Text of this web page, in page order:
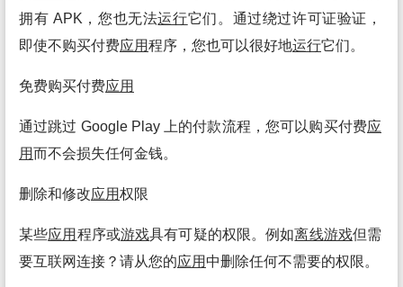
拥有 APK，您也无法运行它们。通过绕过许可证验证，
即使不购买付费应用程序，您也可以很好地运行它们。
免费购买付费应用
通过跳过 Google Play 上的付款流程，您可以购买付费应
用而不会损失任何金钱。
删除和修改应用权限
某些应用 程序或游戏具有可疑的权限。例如离线游戏但需
要互联网连接？请从您的应用中删除任何不需要的权限。